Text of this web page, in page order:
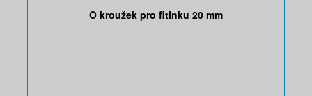
O kroužek pro fitinku 20 mm